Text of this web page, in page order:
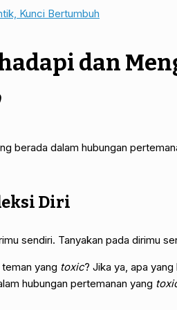
Kunci Bertumbuh
dan
berada dalam hubungan
Diri
sendiri. Tanyakan pada dirimu
yang toxic? Jika ya, apa yang
hubungan pertemanan yang